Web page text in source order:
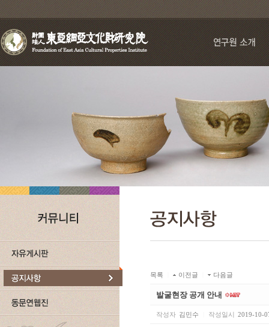
목록 이전글 다음글
발굴현장 공개 안내
작성자 김민수 작성일시 2019-10-